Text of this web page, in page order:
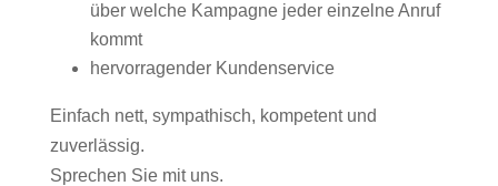
über welche Kampagne jeder einzelne Anruf
kommt
hervorragender Kundenservice
Einfach nett, sympathisch, kompetent und
zuverlässig.
Sprechen Sie mit uns.